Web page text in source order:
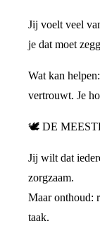
Jij voelt veel
je dat moet
Wat kan
vertrouwt. Je
🕊 DE
Jij wilt dat
zorgzaam.
Maar onthoud:
taak.